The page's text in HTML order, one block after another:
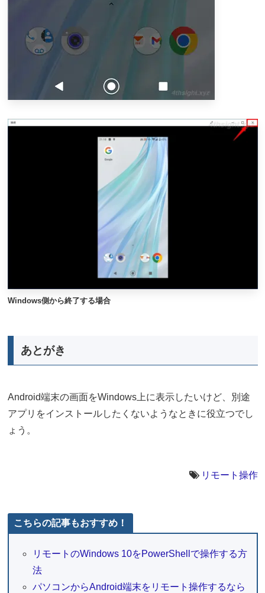
Windows側から終了する場合
あとがき
Android端末の画面をWindows上に表示したいけど、別途
アプリをインストールしたくないようなときに役立つでし
ょう。
リモート操作
こちらの記事もおすすめ！
リモートのWindows 10をPowerShellで操作する方
法
パソコンからAndroid端末をリモート操作するなら